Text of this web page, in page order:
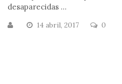
desaparecidas ...
14 abril, 2017 0